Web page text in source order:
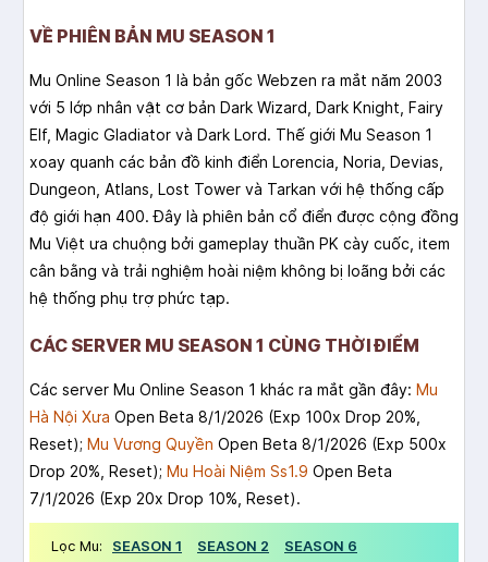
VỀ PHIÊN BẢN MU SEASON 1
Mu Online Season 1 là bản gốc Webzen ra mắt năm 2003
với 5 lớp nhân vật cơ bản Dark Wizard, Dark Knight, Fairy
Elf, Magic Gladiator và Dark Lord. Thế giới Mu Season 1
xoay quanh các bản đồ kinh điển Lorencia, Noria, Devias,
Dungeon, Atlans, Lost Tower và Tarkan với hệ thống cấp
độ giới hạn 400. Đây là phiên bản cổ điển được cộng đồng
Mu Việt ưa chuộng bởi gameplay thuần PK cày cuốc, item
cân bằng và trải nghiệm hoài niệm không bị loãng bởi các
hệ thống phụ trợ phức tạp.
CÁC SERVER MU SEASON 1 CÙNG THỜI ĐIỂM
Các server Mu Online Season 1 khác ra mắt gần đây: Mu
Hà Nội Xưa Open Beta 8/1/2026 (Exp 100x Drop 20%,
Reset); Mu Vương Quyền Open Beta 8/1/2026 (Exp 500x
Drop 20%, Reset); Mu Hoài Niệm Ss1.9 Open Beta
7/1/2026 (Exp 20x Drop 10%, Reset).
Lọc Mu: SEASON 1 SEASON 2
SEASON 6